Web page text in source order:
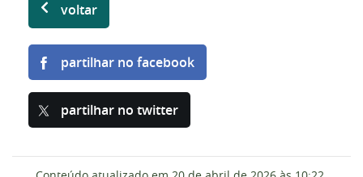
voltar
partilhar no facebook
partilhar no twitter